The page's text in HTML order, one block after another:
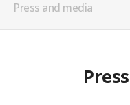
Press and media